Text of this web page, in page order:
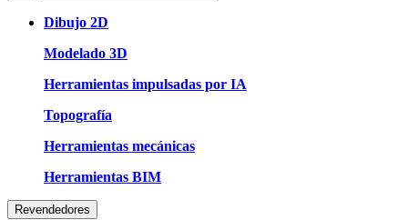
Dibujo 2D
Modelado 3D
Herramientas impulsadas por IA
Topografía
Herramientas mecánicas
Herramientas BIM
Revendedores